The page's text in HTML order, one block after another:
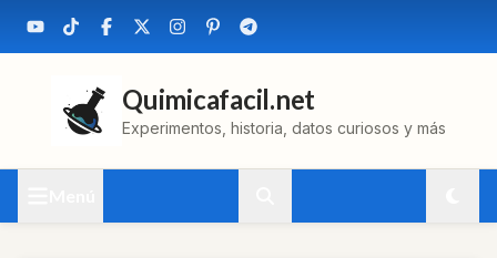
Quimicafacil.net
Experimentos, historia, datos curiosos y más